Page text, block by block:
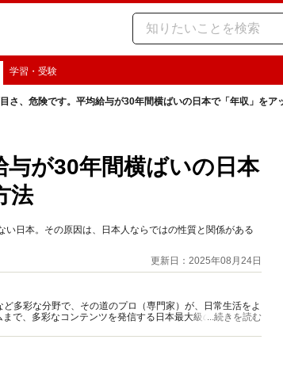
学習・受験
さ、危険です。平均給与が30年間横ばいの日本で「年収」をア
が30年間横ばいの日本
法
日本。その原因は、日本人ならではの性質と関係がある
更新日：2025年08月24日
多彩な分野で、その道のプロ（専門家）が、日常生活をよ
で、多彩なコンテンツを発信する日本最大級の総合情報サ
...続きを読む